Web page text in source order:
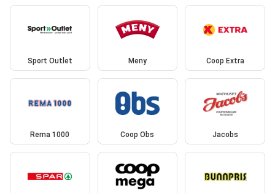
Sport Outlet Meny Coop Extra
Rema 1000 Coop Obs Jacobs